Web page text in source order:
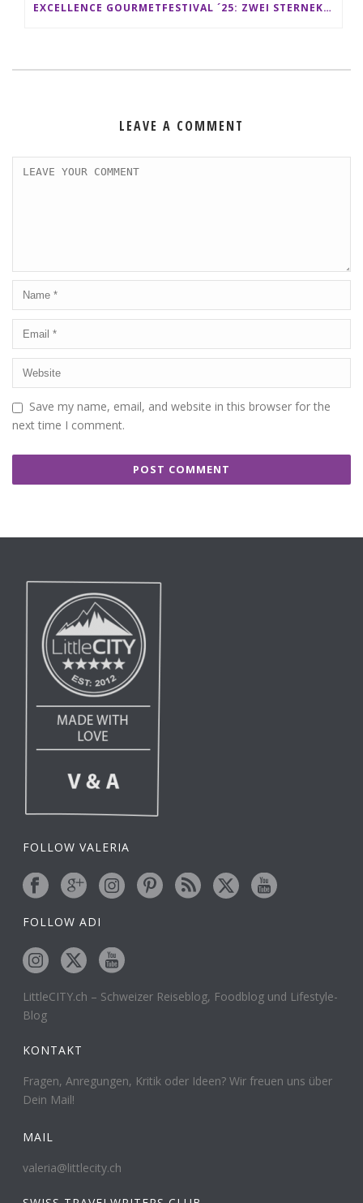
EXCELLENCE GOURMETFESTIVAL ´25: ZWEI STERNEKÖCHE ANTONIO GUIDA & DARIO MORESCO VERWÖHNEN IHRE GÄSTE AUF EINER LUXERIÖSEN SCHIFFSREISE
LEAVE A COMMENT
Save my name, email, and website in this browser for the
next time I comment.
FOLLOW VALERIA
FOLLOW ADI
LittleCITY.ch – Schweizer Reiseblog, Foodblog und Lifestyle-
Blog
KONTAKT
Fragen, Anregungen, Kritik oder Ideen? Wir freuen uns über
Dein Mail!
MAIL
valeria@littlecity.ch